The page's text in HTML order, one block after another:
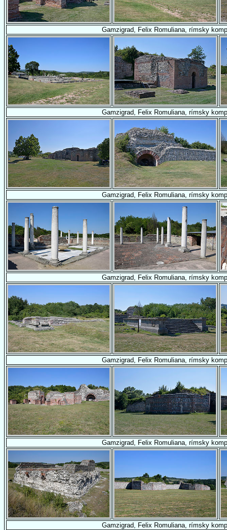
Gamzigrad, Felix Romuliana, rímsky
Gamzigrad, Felix Romuliana, rímsky
Gamzigrad, Felix Romuliana, rímsky
Gamzigrad, Felix Romuliana, rímsky
Gamzigrad, Felix Romuliana, rímsky
Gamzigrad, Felix Romuliana, rímsky
Gamzigrad, Felix Romuliana, rímsky